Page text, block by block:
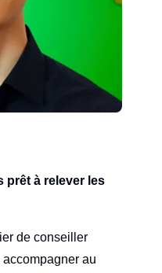
prêt à relever les
de conseiller
au